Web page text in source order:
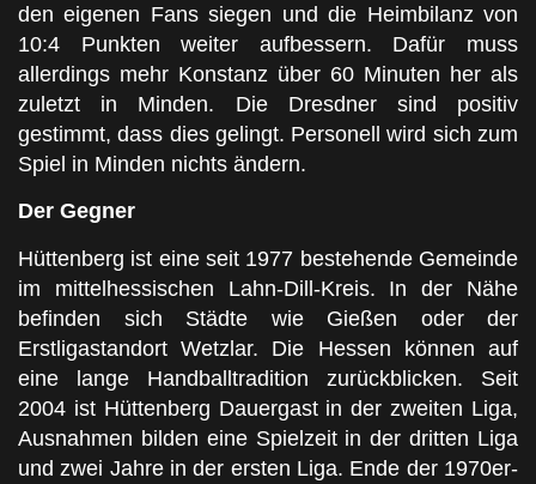
den eigenen Fans siegen und die Heimbilanz von
10:4 Punkten weiter aufbessern. Dafür muss
allerdings mehr Konstanz über 60 Minuten her als
zuletzt in Minden. Die Dresdner sind positiv
gestimmt, dass dies gelingt. Personell wird sich zum
Spiel in Minden nichts ändern.
Der Gegner
Hüttenberg ist eine seit 1977 bestehende Gemeinde
im mittelhessischen Lahn-Dill-Kreis. In der Nähe
befinden sich Städte wie Gießen oder der
Erstligastandort Wetzlar. Die Hessen können auf
eine lange Handballtradition zurückblicken. Seit
2004 ist Hüttenberg Dauergast in der zweiten Liga,
Ausnahmen bilden eine Spielzeit in der dritten Liga
und zwei Jahre in der ersten Liga. Ende der 1970er-